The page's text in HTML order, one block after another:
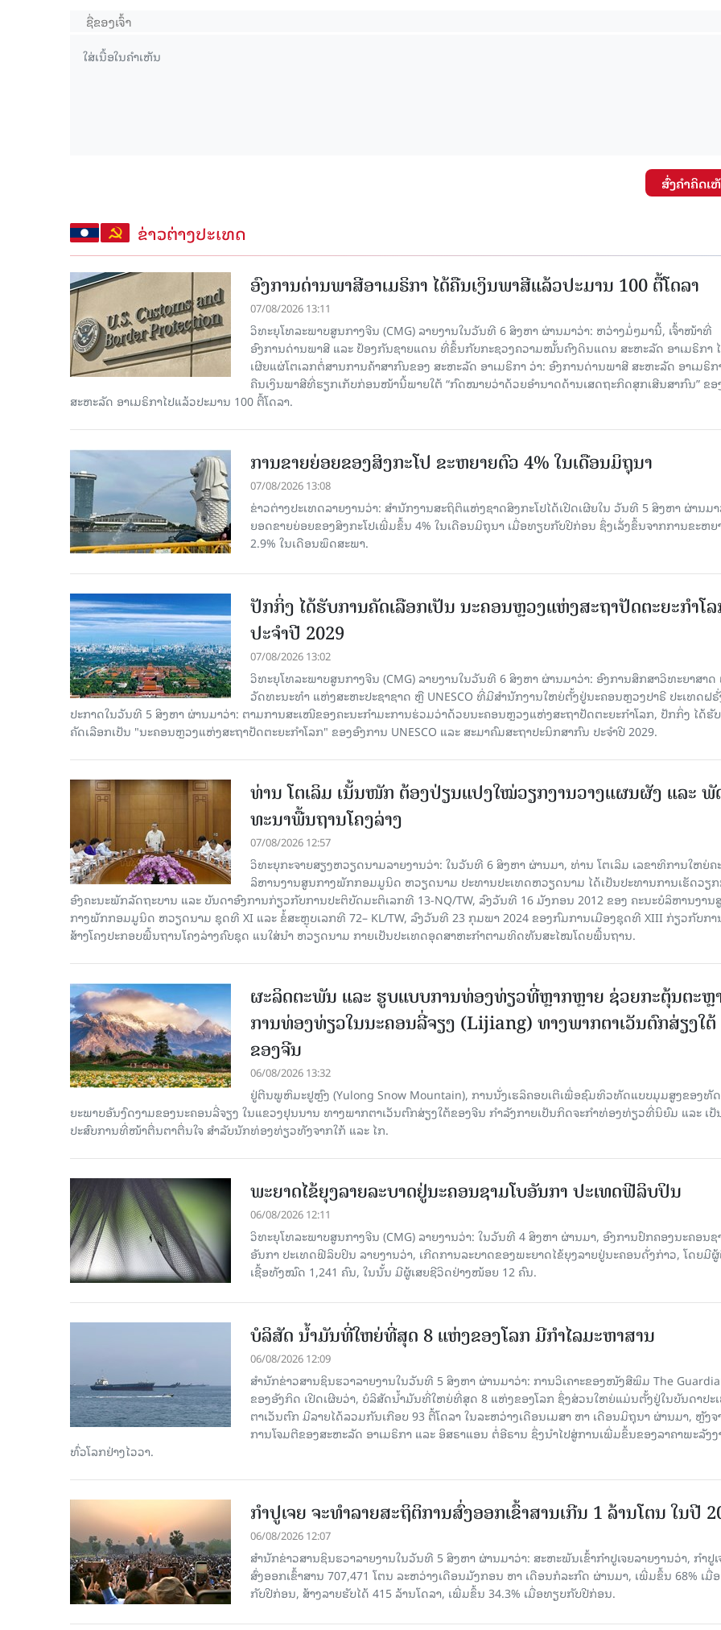
ສົ່ງຄໍາຄິດເ
ຂ່າວຕ່າງປະເທດ
ອົງການດ່ານພາສີອາເມຣິກາ ໄດ້ຄືນເງິນພາສີແລ້ວປະມານ 100 ຕື້ໂດລາ
07/08/2026 13:11
ວິທະຍຸໂທລະພາບສູນກາງຈີນ (CMG) ລາຍງານໃນວັນທີ 6 ສິງຫາ ຜ່ານມາວ່າ: ຫວ່າງມໍ່ໆມານີ້, ເຈົ້າໜ້າທີ່
ອົງການດ່ານພາສີ ແລະ ປ້ອງກັນຊາຍແດນ ທີ່ຂຶ້ນກັບກະຊວງຄວາມໝັ້ນຄົງດິນແດນ ສະຫະລັດ ອາເມຣິກາ
ເຜີຍແຜ່ໂຕເລກຕໍ່ສານການຄ້າສາກົນຂອງ ສະຫະລັດ ອາເມຣິກາ ວ່າ: ອົງການດ່ານພາສີ ສະຫະລັດ ອາເມຣິກ
ຄືນເງິນພາສີທີ່ຮຽກເກັບກ່ອນໜ້ານີ້ພາຍໃຕ້ “ກົດໝາຍວ່າດ້ວຍອຳນາດດ້ານເສດຖະກິດສຸກເສີນສາກົນ” ຂອ
ສະຫະລັດ ອາເມຣິກາໄປແລ້ວປະມານ 100 ຕື້ໂດລາ.
ການຂາຍຍ່ອຍຂອງສິງກະໂປ ຂະຫຍາຍຕົວ 4% ໃນເດືອນມິຖຸນາ
07/08/2026 13:08
ຂ່າວຕ່າງປະເທດລາຍງານວ່າ: ສຳນັກງານສະຖິຕິແຫ່ງຊາດສິງກະໂປໄດ້ເປີດເຜີຍໃນ ວັນທີ 5 ສິງຫາ ຜ່ານມາ
ຍອດຂາຍຍ່ອຍຂອງສິງກະໂປເພີ່ມຂຶ້ນ 4% ໃນເດືອນມິຖຸນາ ເມື່ອທຽບກັບປີກ່ອນ ຊຶ່ງເລັ່ງຂຶ້ນຈາກການຂະຫຍ
2.9% ໃນເດືອນພຶດສະພາ.
ປັກກິ່ງ ໄດ້ຮັບການຄັດເລືອກເປັນ ນະຄອນຫຼວງແຫ່ງສະຖາປັດຕະຍະກຳໂ
ປະຈຳປີ 2029
07/08/2026 13:02
ວິທະຍຸໂທລະພາບສູນກາງຈີນ (CMG) ລາຍງານໃນວັນທີ 6 ສິງຫາ ຜ່ານມາວ່າ: ອົງການສຶກສາວິທະຍາສາດ
ວັດທະນະທຳ ແຫ່ງສະຫະປະຊາຊາດ ຫຼື UNESCO ທີ່ມີສຳນັກງານໃຫຍ່ຕັ້ງຢູ່ນະຄອນ​ຫຼວງປາຣີ ປະເທດຝຣັ່
ປະກາດໃນວັນທີ 5 ສິງຫາ ຜ່ານມາວ່າ: ຕາມການສະເໜີຂອງຄະນະກຳມະການຮ່ວມວ່າດ້ວຍນະຄອນຫຼວງແຫ່ງສະຖາປັດຕະຍະກຳໂລກ, ປັກກິ່ງ ໄດ້ຮັ
ຄັດ​ເລືອກເປັນ "ນະຄອນຫຼວງແຫ່ງສະຖາປັດຕະຍະກຳໂລກ" ຂອງອົງການ UNESCO ແລະ ສະມາ​ຄົມສະຖາປະນິກສາກົນ ປະຈຳປີ 2029.
ທ່ານ ໂຕ​ເລິມ ເນັ້ນໜັກ ຕ້ອງ​ປ່ຽນ​ແປງ​ໃໝ່​ວຽກ​ງານ​ວາງ​ແຜນ​ຜັງ ແລະ ​ພັ
ທະ​ນາ​ພື້ນ​ຖານ​ໂຄງ​ລ່າງ
07/08/2026 12:57
ວິທະຍຸກະຈາຍສຽງຫວຽດນາມລາຍງານວ່າ: ໃນ​ວັນ​ທີ 6 ສິງ​ຫາ ຜ່ານມາ, ທ່ານ ໂຕ​ເລິມ ເລ​ຂາ​ທິ​ການ​ໃຫຍ່​ຄ
ລິ​ຫານ​ງານ​ສູນ​ກາງ​ພັກ​ກອມ​ມູ​ນິດ ຫວຽດ​ນາມ ປະ​ທານ​ປະ​ເທດຫວຽດ​ນາມ ໄດ້​ເປັນ​ປະ​ທານ​ການ​ເຮັດ​ວຽ
ອົງ​ຄະ​ນະ​ພັກ​ລັດ​ຖະ​ບານ ແລະ ບັນ​ດາ​ອົງ​ການ​ກ່ຽວ​ກັບ​ການ​ປະ​ຕິ​ບັດ​ມະ​ຕິ​ເລກ​ທີ 13-NQ/TW, ລົງວັນ​ທີ 16 ມັງ​ກອນ 2012 ຂອງ ຄະ​ນະ​ບໍ​ລິ​ຫານ​ງານ​
ກາງ​ພັກ​ກອມ​ມູ​ນິດ ຫວຽດ​ນາມ ຊຸດ​ທີ XI ແລະ ຂໍ້​ສະ​ຫຼຸບ​ເລກ​ທີ 72– KL/TW, ​ລົງວັນ​ທີ 23 ກຸມ​ພາ 2024 ຂອງ​ກົມ​ການ​ເມື​ອງ​ຊຸດ​ທີ XIII ກ່ຽວ​ກັບ​ກ
ສ້າງ​ໂຄງ​ປະ​ກອບ​ພື້ນ​ຖານ​ໂຄງ​ລ່າງຄົບ​ຊຸດ ແນ​ໃສ່​ນຳ ຫວຽດ​ນາມ ກາຍ​ເປັນ​ປະ​ເທດ​ອຸດ​ສາ​ຫະ​ກຳ​ຕາມ​ທິດ​ທັນ​ສະ​ໄໝ​ໂດຍ​ພື້ນ​ຖານ.
ຜະລິດຕະພັນ ແລະ ຮູບແບບການທ່ອງທ່ຽວທີ່ຫຼາກຫຼາຍ ຊ່ວຍກະຕຸ້ນຕະຫຼ
ການທ່ອງທ່ຽວໃນນະຄອນລີ່ຈຽງ (Lijiang) ທາງພາກຕາເວັນຕົກສ່ຽງໃຕ້
ຂອງຈີນ
06/08/2026 13:32
ຢູ່ຕີນພູຫິມະຢູຫຼົງ (Yulong Snow Mountain), ການນັ່ງເຮລິຄອບເຕີເພື່ອຊົມທິວທັດແບບມຸມສູງຂອງທັ
ຍະພາບອັນງົດງາມຂອງນະຄອນລີ່ຈຽງ ໃນແຂວງຢຸນນານ ທາງພາກຕາເວັນຕົກສ່ຽງໃຕ້ຂອງຈີນ ກຳລັງກາຍເປັນກິດຈະກຳທ່ອງທ່ຽວທີ່ນິຍົມ ແລະ ເປັ
ປະສົບການທີ່ໜ້າຕື່ນຕາຕື່ນໃຈ ສຳລັບນັກທ່ອງທ່ຽວທັງຈາກໃກ້ ແລະ ໄກ.
ພະຍາດໄຂ້ຍຸງລາຍລະບາດຢູ່ນະຄອນຊາມໂບ​ອັນກາ ປະເທດຟີລິບປິນ
06/08/2026 12:11
ວິທະຍຸໂທລະພາບສູນກາງຈີນ (CMG) ລາຍງານວ່າ: ໃນວັນທີ 4 ສິງ​ຫາ ຜ່ານມາ, ອົງການ​ປົກ​ຄອງນະຄອນຊ
ອັນກາ ປະເທດຟີລິບປິນ ລາຍ​ງານວ່າ, ເກີດ​ການລະບາດ​ຂອງພະຍາດໄຂ້ຍຸງລາຍຢູ່ນະຄອນດັ່ງກ່າວ, ໂດຍມີ
ເຊື້ອ​ທັງ​ໝົດ 1,241 ຄົນ, ໃນນັ້ນ ມີຜູ້ເສຍຊີວິດຢ່າງໜ້ອຍ 12 ຄົນ.
ບໍລິສັດ ນ້ຳມັນທີ່ໃຫຍ່ທີ່ສຸດ 8 ແຫ່ງຂອງໂລກ ມີກຳໄລມະຫາສານ
06/08/2026 12:09
ສຳນັກຂ່າວສານຊິນຮວາລາຍງານໃນວັນທີ 5 ສິງຫາ ຜ່ານມາວ່າ: ການວິເຄາະຂອງໜັງສືພິມ The
ຂອງອັງກິດ ເປີດເຜີຍວ່າ, ບໍລິສັດນ້ຳມັນທີ່ໃຫຍ່ທີ່ສຸດ 8 ແຫ່ງຂອງໂລກ ຊຶ່ງສ່ວນໃຫຍ່ແມ່ນຕັ້ງຢູ່ໃນບັນດາປະ
ຕາເວັນຕົກ ມີລາຍໄດ້ລວມກັນເກືອບ 93 ຕື້ໂດລາ ໃນລະຫວ່າງເດືອນເມສາ ຫາ ເດືອນມິຖຸນາ ຜ່ານມາ, ຫຼັງຈ
ການໂຈມຕີຂອງສະຫະລັດ ອາເມຣິກາ ແລະ ອິສຣາແອນ ຕໍ່ອີຣານ ຊຶ່ງນຳໄປສູ່ການເພີ່ມຂຶ້ນຂອງລາຄາພະລັງງ
ທົ່ວໂລກຢ່າງໄວວາ.
ກຳປູເຈຍ ຈະທຳລາຍສະຖິຕິການສົ່ງອອກເຂົ້າສານເກີນ 1 ລ້ານໂຕນ ໃນປີ
06/08/2026 12:07
ສຳນັກຂ່າວສານຊິນຮວາລາຍງານໃນວັນທີ 5 ສິງຫາ ຜ່ານມາວ່າ: ສະຫະພັນເຂົ້າກຳປູເຈຍລາຍງານວ່າ, ກໍາປູເ
ສົ່ງອອກເຂົ້າສານ 707,471 ໂຕນ ລະຫວ່າງເດືອນມັງກອນ ຫາ ເດືອນກໍລະກົດ ຜ່ານມາ, ເພີ່ມຂຶ້ນ 68% ເມື່
ກັບປີກ່ອນ, ສ້າງລາຍຮັບໄດ້ 415 ລ້ານໂດລາ, ເພີ່ມຂຶ້ນ 34.3% ເມື່ອທຽບກັບປີກ່ອນ.